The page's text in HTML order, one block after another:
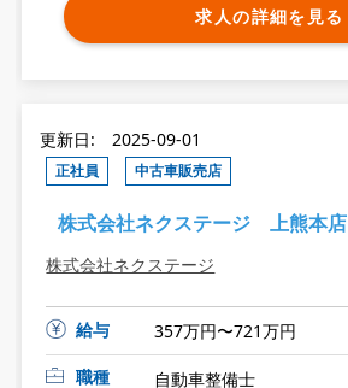
求人の詳細を見る
更新日: 2025-09-01
正社員 中古車販売店
株式会社ネクステージ 上熊本店
株式会社ネクステージ
給与
357万円〜721万円
職種
自動車整備士